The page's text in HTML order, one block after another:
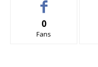
0
Fans